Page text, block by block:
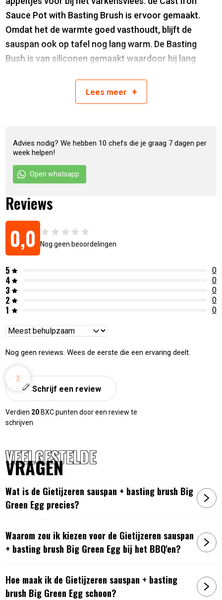
Sauce Pot with Basting Brush is ervoor gemaakt.
Omdat het de warmte goed vasthoudt, blijft de
sauspan ook op tafel nog lang warm. De Basting
Bush is van siliconen gemaakt waardoor hij lang
665719117663
Lees meer +
Advies nodig? We hebben 10 chefs die je graag 7 dagen per
week helpen!
Open whatsapp
Reviews
0,0 Nog geen beoordelingen
5 0
4 0
3 0
2 0
1 0
Reviews
Nog geen reviews. Wees de eerste die een ervaring deelt.
Schrijf een review
Verdien 20 BXC punten door een review te
schrijven
VEELGESTELDE
VRAGEN
Wat is de Gietijzeren sauspan + basting brush Big
Green Egg precies?
Waarom zou ik kiezen voor de Gietijzeren sauspan
+ basting brush Big Green Egg bij het BBQ'en?
Hoe maak ik de Gietijzeren sauspan + basting
brush Big Green Egg schoon?